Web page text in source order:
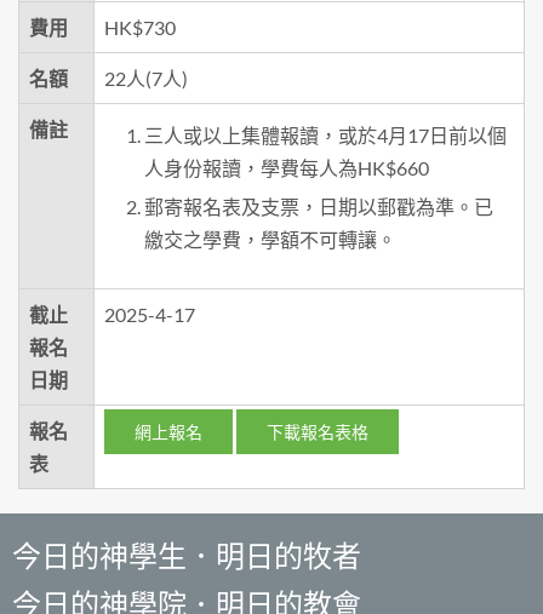
費用 HK$730
名額 22人(7人)
備註
三人或以上集體報讀，或於4月17日前以個
人身份報讀，學費每人為HK$660
郵寄報名表及支票，日期以郵戳為準。已
繳交之學費，學額不可轉讓。
截止
報名
日期
2025-4-17
報名
表
網上報名 下載報名表格
今日的神學生．明日的牧者
今日的神學院．明日的教會